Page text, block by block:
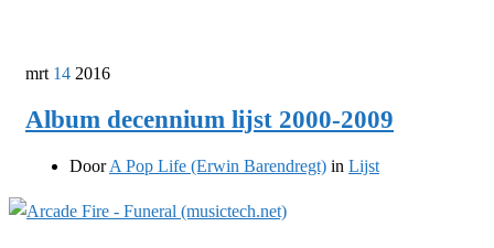
mrt 14 2016
Album decennium lijst 2000-2009
DoorA Pop Life (Erwin Barendregt) in Lijst